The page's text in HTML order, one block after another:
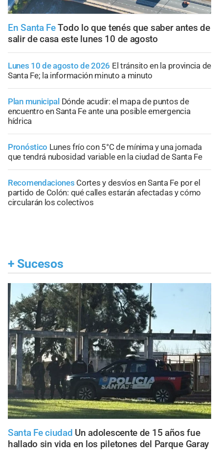
En Santa FeTodo lo que tenés que saber antes de
salir de casa este lunes 10 de agosto
Lunes 10 de agosto de 2026 El tránsito en la provincia de
Santa Fe; la información minuto a minuto
Plan municipal Dónde acudir: el mapa de puntos de
encuentro en Santa Fe ante una posible emergencia
hídrica
Pronóstico Lunes frío con 5°C de mínima y una jornada
que tendrá nubosidad variable en la ciudad de Santa Fe
Recomendaciones Cortes y desvíos en Santa Fe por el
partido de Colón: qué calles estarán afectadas y cómo
circularán los colectivos
+ Sucesos
Santa Fe ciudad Un adolescente de 15 años fue
hallado sin vida en los piletones del Parque Garay